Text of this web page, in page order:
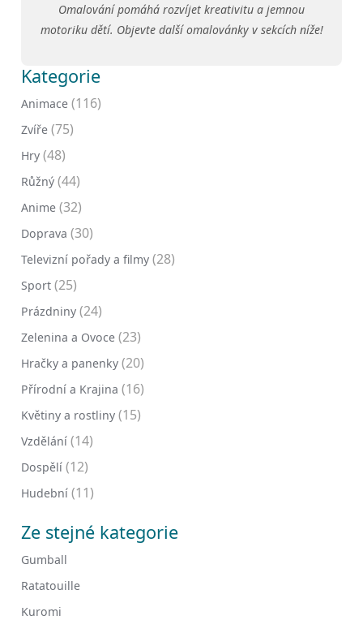
Omalování pomáhá rozvíjet kreativitu a jemnou
motoriku dětí. Objevte další omalovánky v sekcích níže!
Kategorie
Animace (116)
Zvíře (75)
Hry (48)
Růžný (44)
Anime (32)
Doprava (30)
Televizní pořady a filmy (28)
Sport (25)
Prázdniny (24)
Zelenina a Ovoce (23)
Hračky a panenky (20)
Přírodní a Krajina (16)
Květiny a rostliny (15)
Vzdělání (14)
Dospělí (12)
Hudební (11)
Ze stejné kategorie
Gumball
Ratatouille
Kuromi